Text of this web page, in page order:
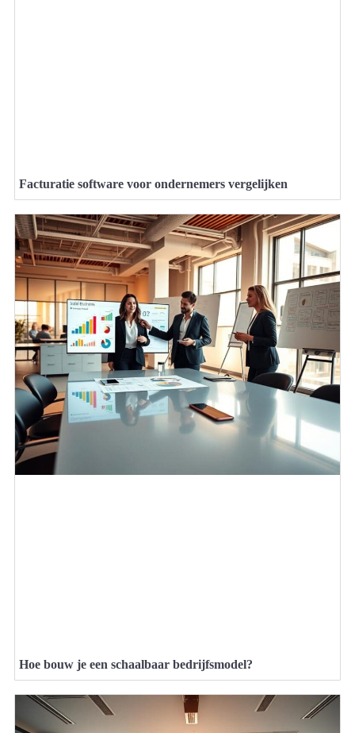
Facturatie software voor ondernemers vergelijken
Hoe bouw je een schaalbaar bedrijfsmodel?